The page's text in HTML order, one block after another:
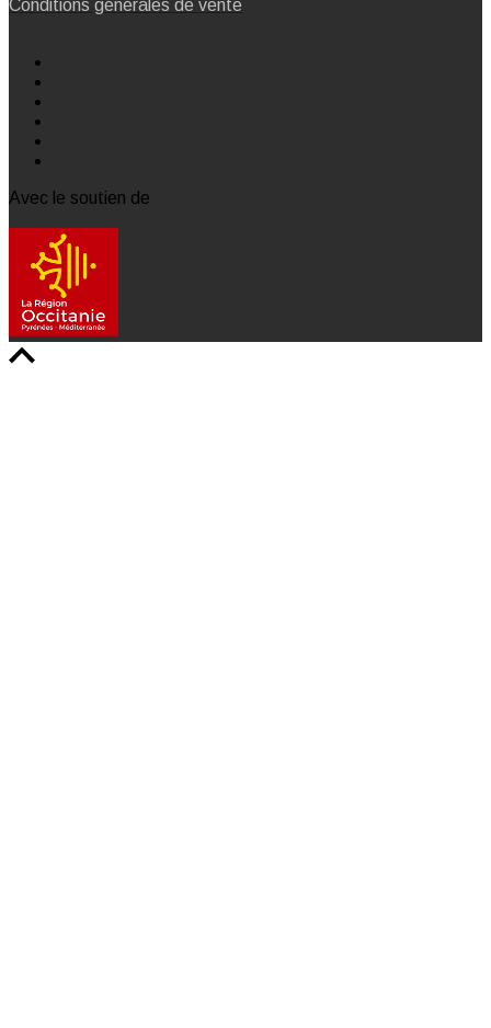
Conditions générales de vente
Avec le soutien de